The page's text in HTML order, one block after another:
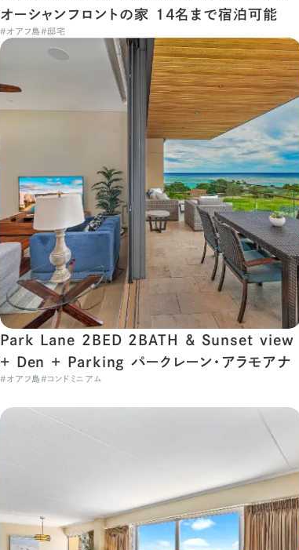
オーシャンフロントの家 14名まで宿泊可能
#オアフ島#邸宅
Park Lane 2BED 2BATH & Sunset view
+ Den + Parking パークレーン・アラモアナ
#オアフ島#コンドミニアム